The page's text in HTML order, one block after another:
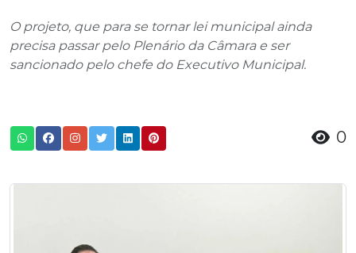
O projeto, que para se tornar lei municipal ainda
precisa passar pelo Plenário da Câmara e ser
sancionado pelo chefe do Executivo Municipal.
0